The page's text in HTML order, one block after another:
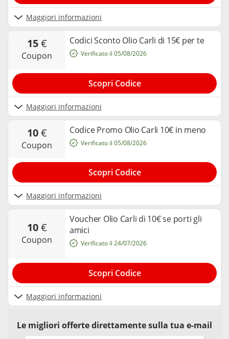
Maggiori informazioni
15€
coupon
Codici Sconto Olio Carli di 15€ per te
Maggiori informazioni
Verificato il 05/08/2026
Scopri Codice
10€
coupon
Codice Promo Olio Carli 10€ in meno
Maggiori informazioni
Verificato il 05/08/2026
Scopri Codice
10€
coupon
Voucher Olio Carli di 10€ se porti gli
amici
Maggiori informazioni
Verificato il 24/07/2026
Scopri Codice
Le migliori offerte direttamente sulla tua e-mail